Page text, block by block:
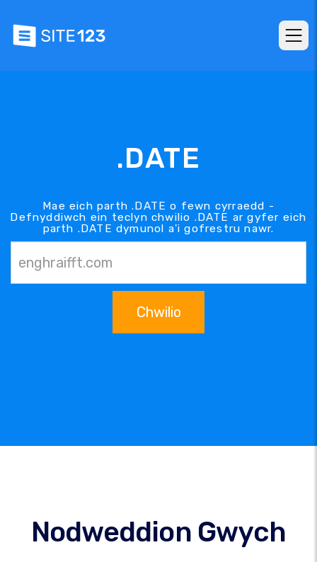
.DATE
Mae eich parth .DATE o fewn cyrraedd -
Defnyddiwch ein teclyn chwilio .DATE ar gyfer eich
parth .DATE dymunol a'i gofrestru nawr.
Chwilio
Nodweddion Gwych